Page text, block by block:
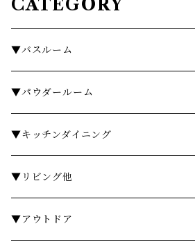
CATEGORY
▼バスルーム
タオル
バスローブ
石鹸・ボディソープ
入浴剤・バスソルト
▼パウダールーム
石鹸・ハンドウォッシュ
ディスペンサー・ソープディッシュ
歯ブラシスタンド・タンブラー
▼キッチンダイニング
お皿・プレート
グラス・コップ
▼リビング他
フレグランス
▼アウトドア